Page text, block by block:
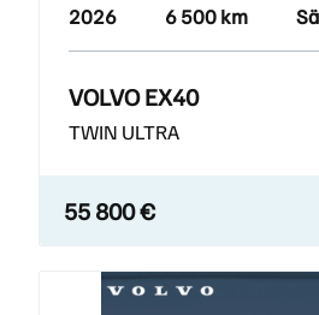
2026 6 500 km
VOLVO EX40
TWIN ULTRA
55 800 €